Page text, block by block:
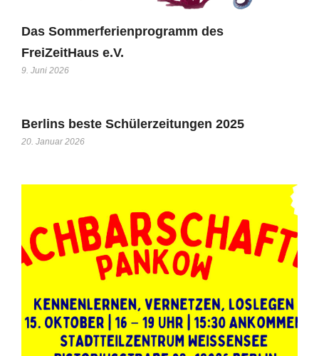
Das Sommerferienprogramm des
FreiZeitHaus e.V.
9. Juni 2026
Berlins beste Schülerzeitungen 2025
20. Januar 2026